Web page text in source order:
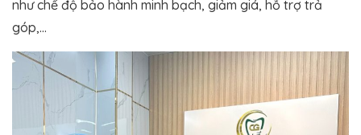
như chế độ bảo hành minh bạch, giảm giá, hỗ trợ trả
góp,…